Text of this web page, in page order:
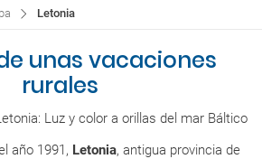
Letonia
unas vacaciones
rurales
año 1991, Letonia, antigua provincia de